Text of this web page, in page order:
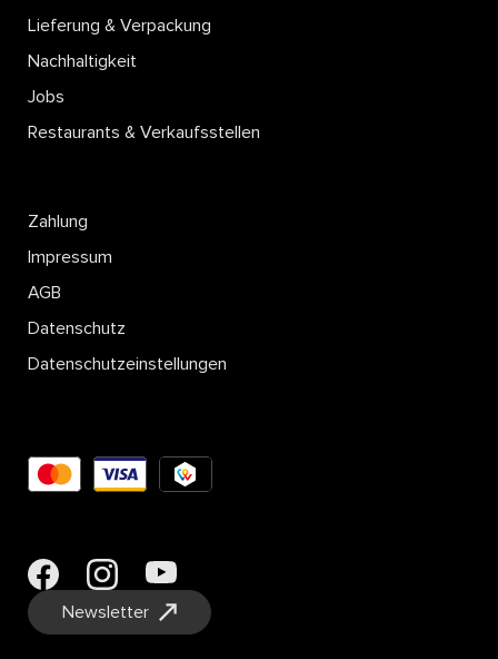
Lieferung & Verpackung
Nachhaltigkeit
Jobs
Restaurants & Verkaufsstellen
Zahlung
Impressum
AGB
Datenschutz
Datenschutzeinstellungen
Newsletter